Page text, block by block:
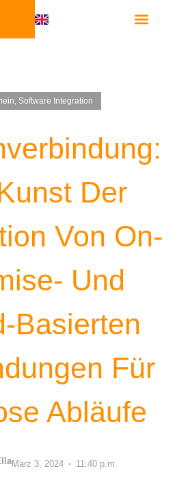
, Software Integration
Der
Von On-
Und
Basierten
Für
Abläufe
März 3, 2024 11:40 p.m.